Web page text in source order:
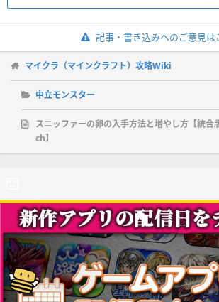
記事・書き込みへのご意見は
マイクラ（マインクラフト）攻略Wiki
中立モンスター
スニッファーの卵の入手方法と増やし方【統
ch】